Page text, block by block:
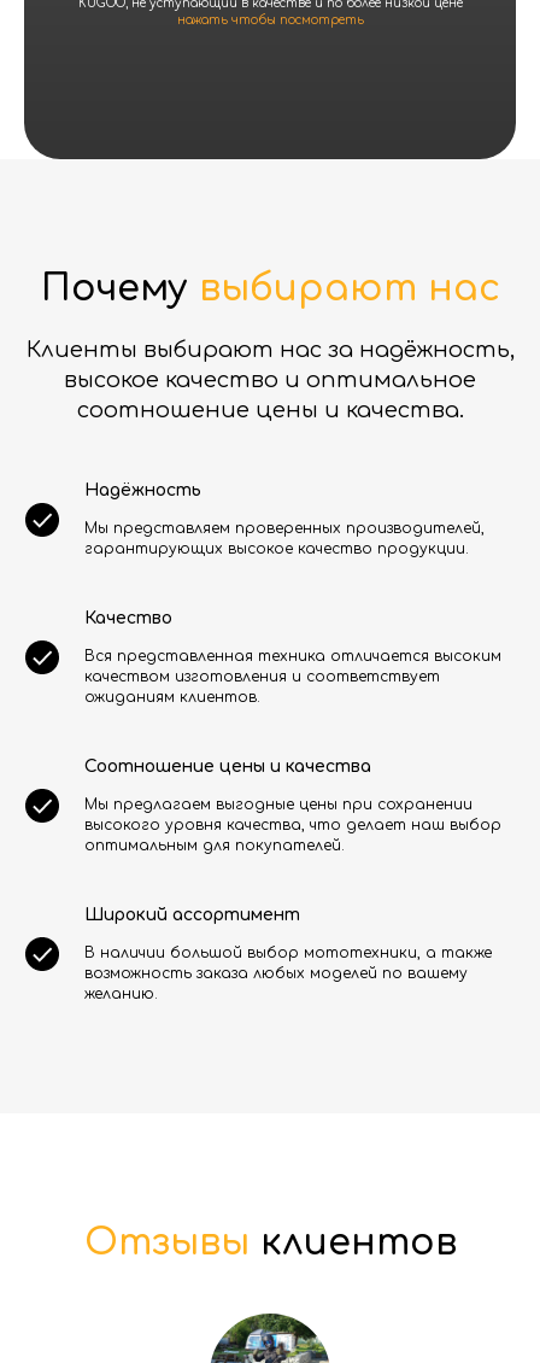
нажать чтобы посмотреть
Почему выбирают нас
Клиенты выбирают нас за надёжность,
высокое качество и оптимальное
соотношение цены и качества.
Надёжность
Мы представляем проверенных производителей,
гарантирующих высокое качество продукции.
Качество
Вся представленная техника отличается высоким
качеством изготовления и соответствует
ожиданиям клиентов.
Соотношение цены и качества
Мы предлагаем выгодные цены при сохранении
высокого уровня качества, что делает наш выбор
оптимальным для покупателей.
Широкий ассортимент
В наличии большой выбор мототехники, а также
возможность заказа любых моделей по вашему
желанию.
Отзывы клиентов